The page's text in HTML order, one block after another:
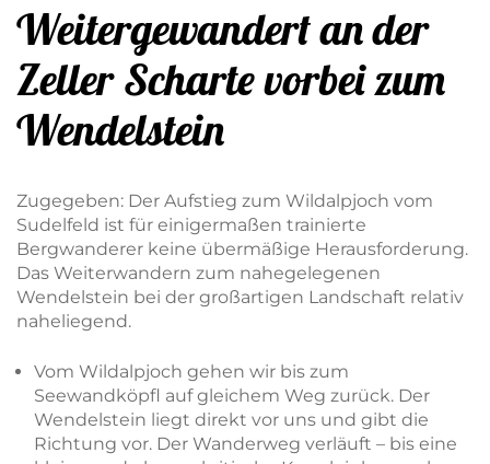
Weitergewandert an der
Zeller Scharte vorbei zum
Wendelstein
Zugegeben: Der Aufstieg zum Wildalpjoch vom
Sudelfeld ist für einigermaßen trainierte
Bergwanderer keine übermäßige Herausforderung.
Das Weiterwandern zum nahegelegenen
Wendelstein bei der großartigen Landschaft relativ
naheliegend.
Vom Wildalpjoch gehen wir bis zum
Seewandköpfl auf gleichem Weg zurück. Der
Wendelstein liegt direkt vor uns und gibt die
Richtung vor. Der Wanderweg verläuft – bis eine